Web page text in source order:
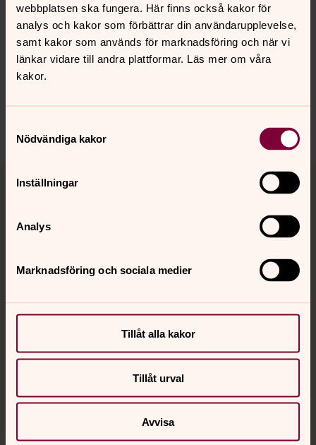
webbplatsen ska fungera. Här finns också kakor för
analys och kakor som förbättrar din användarupplevelse,
samt kakor som används för marknadsföring och när vi
länkar vidare till andra plattformar. Läs mer om våra
kakor.
Nödvändiga kakor
Inställningar
Analys
Marknadsföring och sociala medier
Tillåt alla kakor
Tillåt urval
Avvisa
Senast ändrad 15 april 2024
Synpunkter eller frågor på sidans
innehåll?
Hitta snabbt
Sociala kanaler